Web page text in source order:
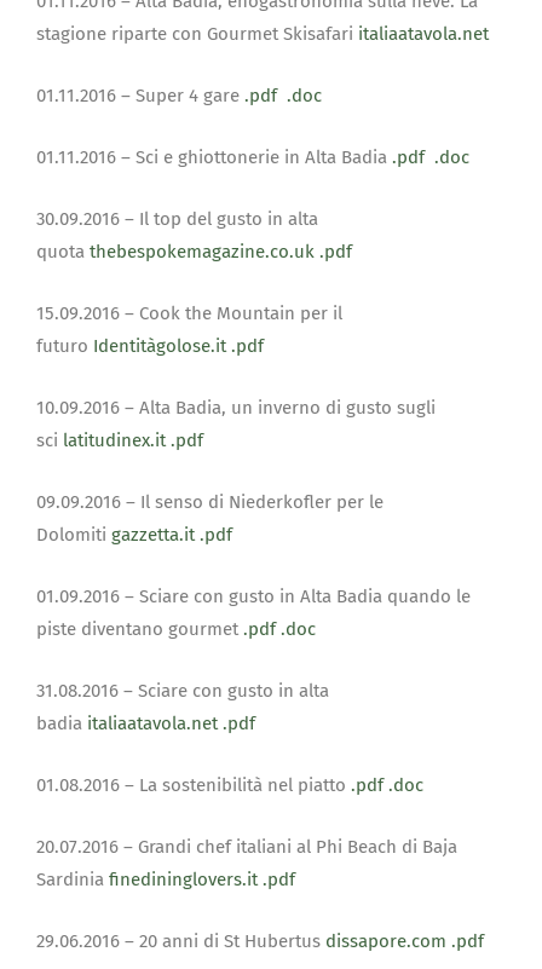
stagione riparte con Gourmet Skisafari italiaatavola.net
01.11.2016 – Super 4 gare .pdf .doc
01.11.2016 – Sci e ghiottonerie in Alta Badia .pdf .doc
30.09.2016 – Il top del gusto in alta
quota thebespokemagazine.co.uk .pdf
15.09.2016 – Cook the Mountain per il
futuro Identitàgolose.it .pdf
10.09.2016 – Alta Badia, un inverno di gusto sugli
sci latitudinex.it .pdf
09.09.2016 – Il senso di Niederkofler per le
Dolomiti gazzetta.it .pdf
01.09.2016 – Sciare con gusto in Alta Badia quando le
piste diventano gourmet .pdf .doc
31.08.2016 – Sciare con gusto in alta
badia italiaatavola.net .pdf
01.08.2016 – La sostenibilità nel piatto .pdf .doc
20.07.2016 – Grandi chef italiani al Phi Beach di Baja
Sardinia finedininglovers.it .pdf
29.06.2016 – 20 anni di St Hubertus dissapore.com .pdf